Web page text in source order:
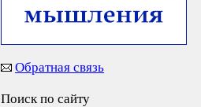
Обратная связь
Поиск по сайту